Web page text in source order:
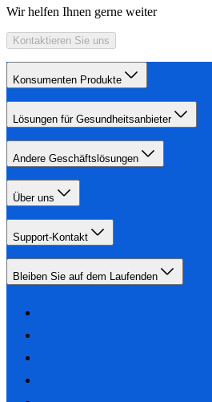
Wir helfen Ihnen gerne weiter
Kontaktieren Sie uns
Konsumenten Produkte
Lösungen für Gesundheitsanbieter
Andere Geschäftslösungen
Über uns
Support-Kontakt
Bleiben Sie auf dem Laufenden